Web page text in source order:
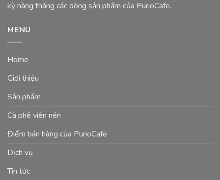
kỳ hàng tháng các dòng sản phẩm của PurioCafe.
MENU
Home
Giới thiệu
Sản phẩm
Cà phê viên nén
Điểm bán hàng của PurioCafe
Dịch vụ
Tin tức